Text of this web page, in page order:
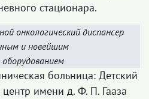
стационара.
онкологический диспансер
и новейшим
больница: Детский
имени д. Ф. П. Гааза